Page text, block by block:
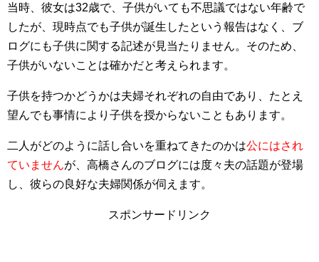
当時、彼女は32歳で、子供がいても不思議ではない年齢で
したが、現時点でも子供が誕生したという報告はなく、ブ
ログにも子供に関する記述が見当たりません。そのため、
子供がいないことは確かだと考えられます。
子供を持つかどうかは夫婦それぞれの自由であり、たとえ
望んでも事情により子供を授からないこともあります。
二人がどのように話し合いを重ねてきたのかは公にはされ
ていませんが、高橋さんのブログには度々夫の話題が登場
し、彼らの良好な夫婦関係が伺えます。
スポンサードリンク